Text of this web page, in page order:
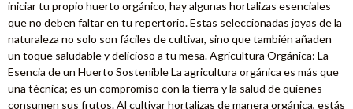
iniciar tu propio huerto orgánico, hay algunas hortalizas esenciales
que no deben faltar en tu repertorio. Estas seleccionadas joyas de la
naturaleza no solo son fáciles de cultivar, sino que también añaden
un toque saludable y delicioso a tu mesa. Agricultura Orgánica: La
Esencia de un Huerto Sostenible La agricultura orgánica es más que
una técnica; es un compromiso con la tierra y la salud de quienes
consumen sus frutos. Al cultivar hortalizas de manera orgánica, estás